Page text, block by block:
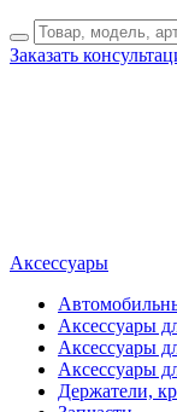
Заказать
Аксессуары
Аксессуары
Аксессуары
Аксессуары
Держатели,